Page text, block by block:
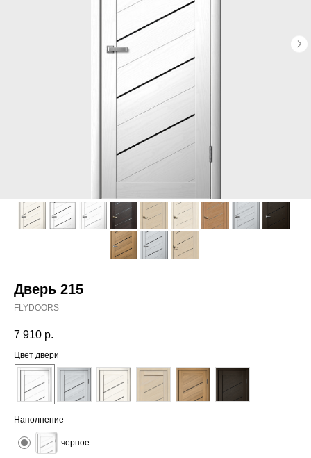
Дверь 215
FLYDOORS
7 910 р.
Цвет двери
Наполнение
черное